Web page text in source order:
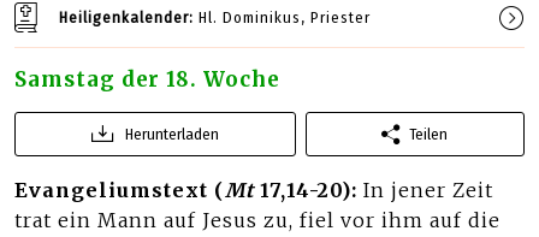
Heiligenkalender: Hl. Dominikus, Priester
Samstag der 18. Woche
Herunterladen Teilen
Evangeliumstext (Mt17,14-20): In jener Zeit
trat ein Mann auf Jesus zu, fiel vor ihm auf die